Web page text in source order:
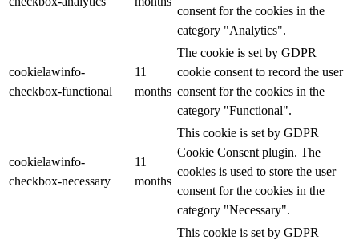
consent for the cookies in the
category "Analytics".
cookielawinfo-
checkbox-functional
11
months
The cookie is set by GDPR
cookie consent to record the user
consent for the cookies in the
category "Functional".
cookielawinfo-
checkbox-necessary
11
months
This cookie is set by GDPR
Cookie Consent plugin. The
cookies is used to store the user
consent for the cookies in the
category "Necessary".
This cookie is set by GDPR